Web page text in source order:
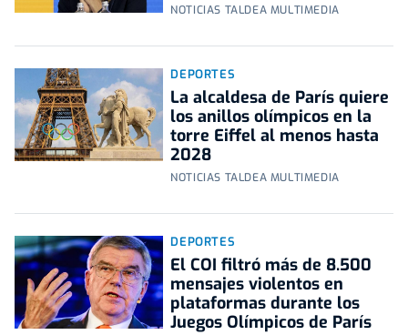
NOTICIAS TALDEA MULTIMEDIA
DEPORTES
La alcaldesa de París quiere
los anillos olímpicos en la
torre Eiffel al menos hasta
2028
NOTICIAS TALDEA MULTIMEDIA
DEPORTES
El COI filtró más de 8.500
mensajes violentos en
plataformas durante los
Juegos Olímpicos de París